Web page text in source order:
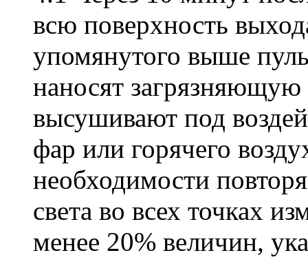
всю поверхность
упомянутого выше
наносят загрязняющую
высушивают под
фар или горячего
необходимости
света во всех точках
менее 20% величин,